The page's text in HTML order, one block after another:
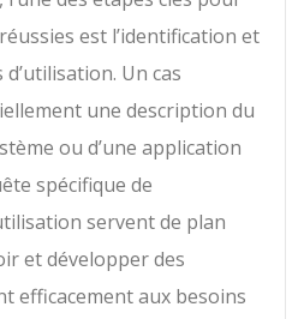
est l’identification et
Un cas
une description du
ou d’une application
spécifique de
servent de plan
et développer des
efficacement aux besoins